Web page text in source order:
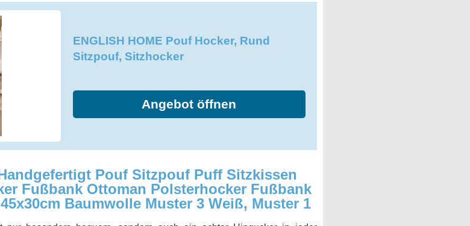
ENGLISH HOME Pouf Hocker, Rund
Sitzpouf, Sitzhocker
Angebot öffnen
Pouf Sitzpouf Puff Sitzkissen
Fußbank Ottoman Polsterhocker Fußbank
Baumwolle Muster 3 Weiß, Muster 1